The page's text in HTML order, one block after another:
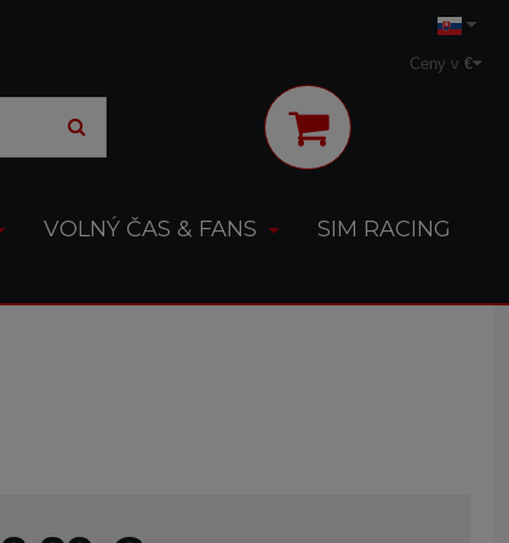
Ceny v €
VOLNÝ ČAS & FANS
SIM RACING